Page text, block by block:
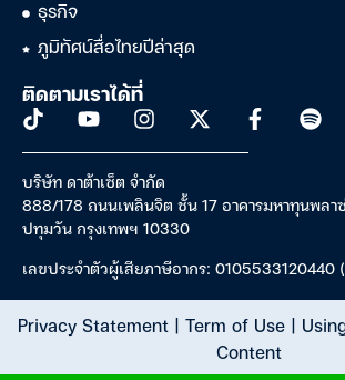
ธุรกิจ
ภูมิทัศน์สื่อไทยปีล่าสุด
ติดตามเราได้ที่
บริษัท ดาต้าเซ็ต จำกัด
888/178 ถนนเพลินจิต ชั้น 17 อาคารมหาทุนพลา
ปทุมวัน กรุงเทพฯ 10330
เลขประจำตัวผู้เสียภาษีอากร:
Privacy Statement| Term of Use|
Content